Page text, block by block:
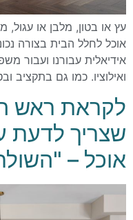
עץ או בטון, מלבן או עגול,
אוכל לחלל הבית בצורה
אידיאלית עבורנו ועבור
ואילוציו. כמו גם בתקציב
לקראת ראש
שצריך לדעת
אוכל –